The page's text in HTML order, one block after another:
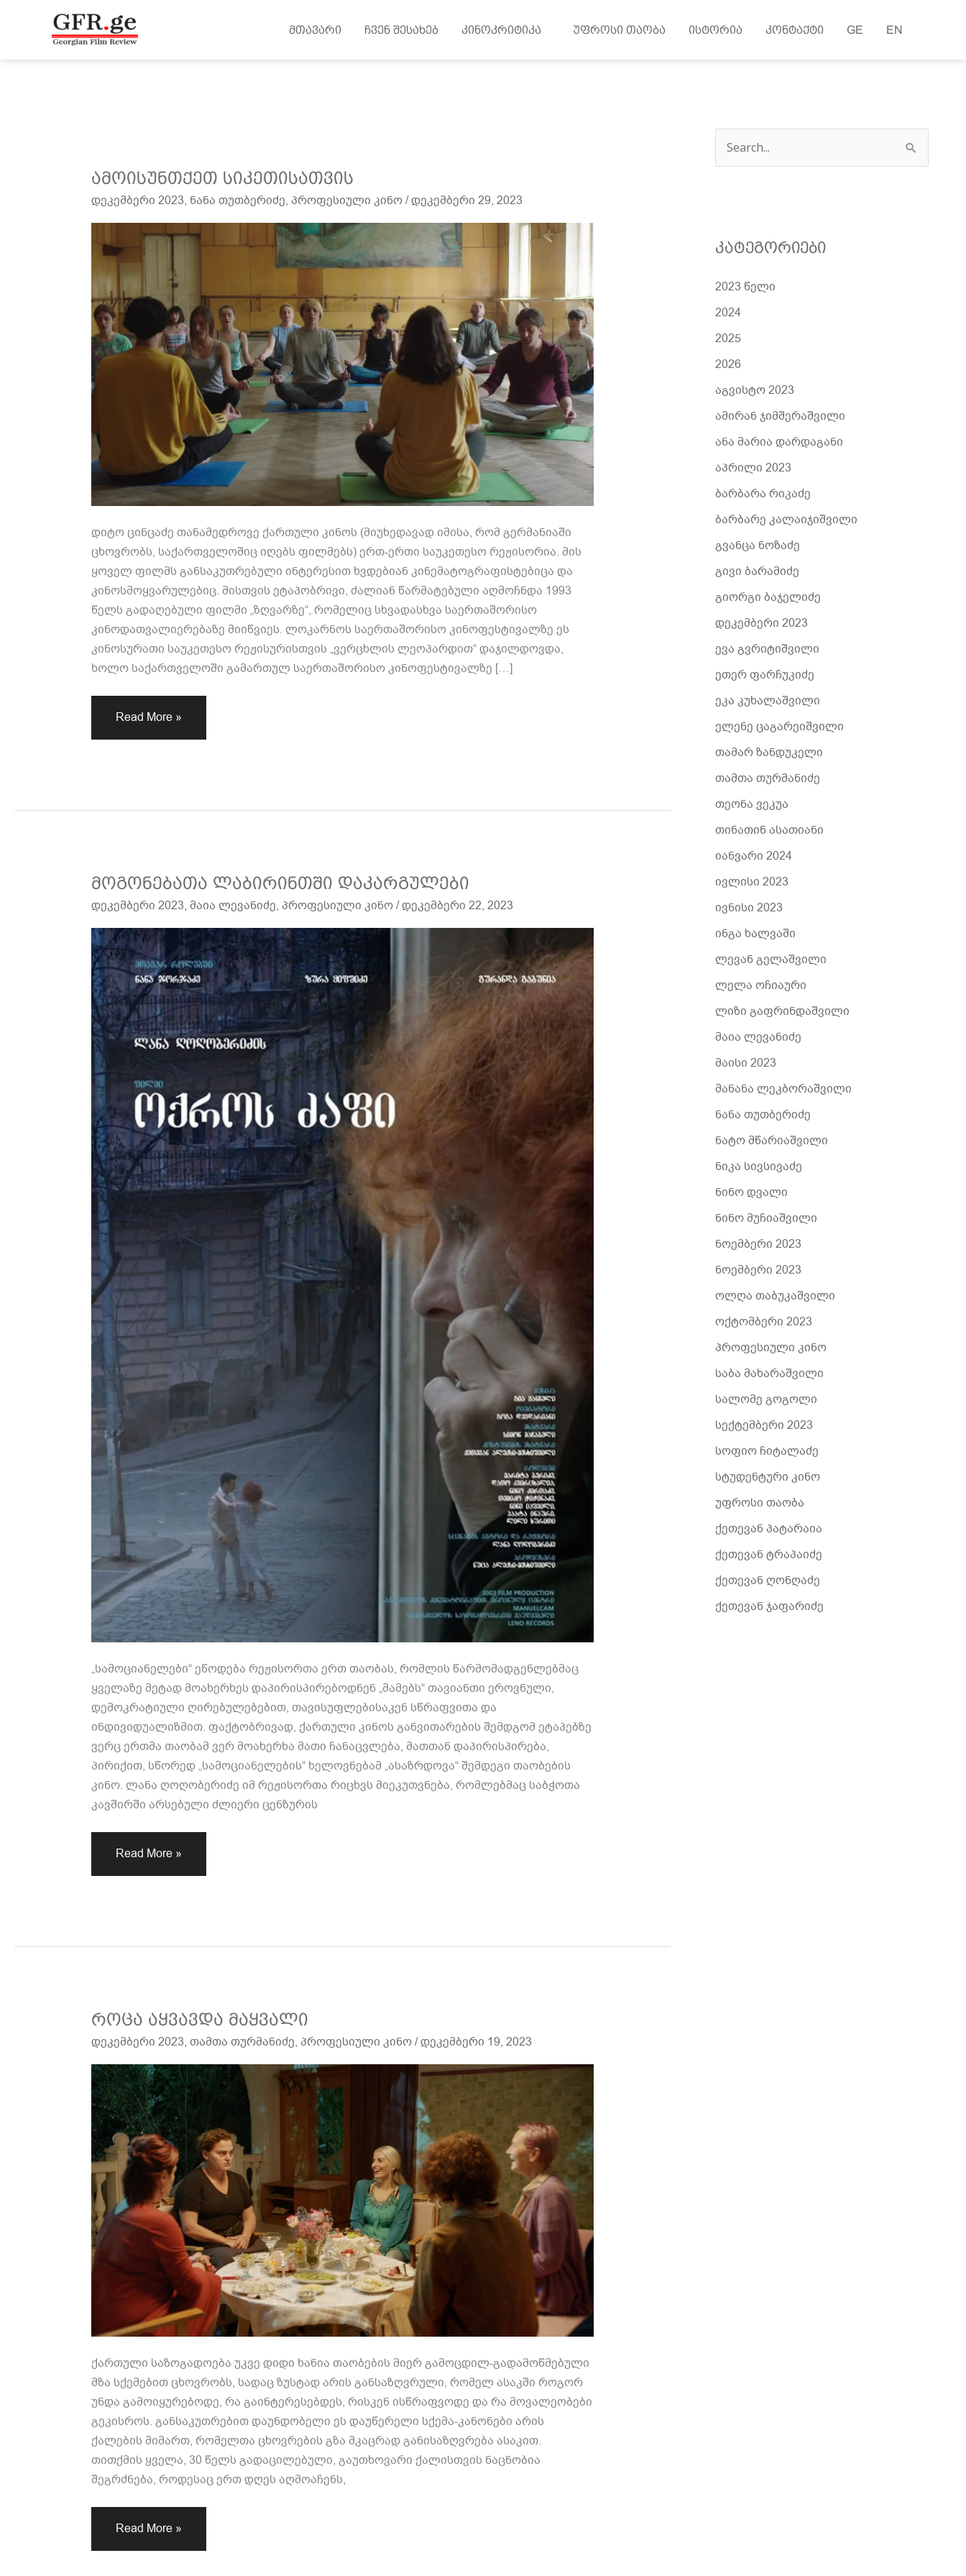
გადასვლა
მთავარი ჩვენ შესახებ კინოკრიტიკა უფროსი თაობა ისტორია კონტაქტი GE EN
ამოისუნთქეთ სიკეთისათვის
დეკემბერი 2023, ნანა თუთბერიძე, პროფესიული კინო/დეკემბერი 29, 2023
დიტო ცინცაძე თანამედროვე ქართული კინოს (მიუხედავად იმისა, რომ გერმანიაში
ცხოვრობს, საქართველოშიც იღებს ფილმებს) ერთ-ერთი საუკეთესო რეჟისორია. მის
ყოველ ფილმს განსაკუთრებული ინტერესით ხვდებიან კინემატოგრაფისტებიცა და
კინოსმოყვარულებიც. მისთვის ეტაპობრივი, ძალიან წარმატებული აღმოჩნდა 1993
წელს გადაღებული ფილმი „ზღვარზე“, რომელიც სხვადასხვა საერთაშორისო
კინოდათვალიერებაზე მიიწვიეს. ლოკარნოს საერთაშორისო კინოფესტივალზე ეს
კინოსურათი საუკეთესო რეჟისურისთვის „ვერცხლის ლეოპარდით“ დაჯილდოვდა,
ხოლო საქართველოში გამართულ საერთაშორისო კინოფესტივალზე […]
ამოისუნთქეთ
სიკეთისათვის
Read More »
მოგონებათა ლაბირინთში დაკარგულები
დეკემბერი 2023, მაია ლევანიძე, პროფესიული კინო/დეკემბერი 22, 2023
„სამოციანელები“ ეწოდება რეჟისორთა ერთ თაობას, რომლის წარმომადგენლებმაც
ყველაზე მეტად მოახერხეს დაპირისპირებოდნენ „მამებს“ თავიანთი ეროვნული,
დემოკრატიული ღირებულებებით, თავისუფლებისაკენ სწრაფვითა და
ინდივიდუალიზმით. ფაქტობრივად, ქართული კინოს განვითარების შემდგომ ეტაპებზე
ვერც ერთმა თაობამ ვერ მოახერხა მათი ჩანაცვლება, მათთან დაპირისპირება,
პირიქით, სწორედ „სამოციანელების“ ხელოვნებამ „ასაზრდოვა“ შემდეგი თაობების
კინო. ლანა ღოღობერიძე იმ რეჟისორთა რიცხვს მიეკუთვნება, რომლებმაც საბჭოთა
კავშირში არსებული ძლიერი ცენზურის
მოგონებათა
ლაბირინთში
Read More »
როცა აყვავდა მაყვალი
დეკემბერი 2023, თამთა თურმანიძე, პროფესიული კინო/დეკემბერი 19, 2023
ქართული საზოგადოება უკვე დიდი ხანია თაობების მიერ გამოცდილ-გადამოწმებული
მზა სქემებით ცხოვრობს, სადაც ზუსტად არის განსაზღვრული, რომელ ასაკში როგორ
უნდა გამოიყურებოდე, რა გაინტერესებდეს, რისკენ ისწრაფვოდე და რა მოვალეობები
გეკისროს. განსაკუთრებით დაუნდობელი ეს დაუწერელი სქემა-კანონები არის
ქალების მიმართ, რომელთა ცხოვრების გზა მკაცრად განისაზღვრება ასაკით.
თითქმის ყველა, 30 წელს გადაცილებული, გაუთხოვარი ქალისთვის ნაცნობია
შეგრძნება, როდესაც ერთ დღეს აღმოაჩენს,
როცა
აყვავდა
Read More »
ა
კატეგორიები
2023 წელი
2024
2025
2026
აგვისტო 2023
ამირან ჯიმშერაშვილი
ანა მარია დარდაგანი
აპრილი 2023
ბარბარა რიკაძე
ბარბარე კალაიჯიშვილი
გვანცა ნოზაძე
გივი ბარამიძე
გიორგი ბაჯელიძე
დეკემბერი 2023
ევა გვრიტიშვილი
ეთერ ფარჩუკიძე
ეკა კუხალაშვილი
ელენე ცაგარეიშვილი
თამარ ზანდუკელი
თამთა თურმანიძე
თეონა ვეკუა
თინათინ ასათიანი
იანვარი 2024
ივლისი 2023
ივნისი 2023
ინგა ხალვაში
ლევან გელაშვილი
ლელა ოჩიაური
ლიზი გაფრინდაშვილი
მაია ლევანიძე
მაისი 2023
მანანა ლეკბორაშვილი
ნანა თუთბერიძე
ნატო მწარიაშვილი
ნიკა სივსივაძე
ნინო დვალი
ნინო მუჩიაშვილი
ნოემბერი 2023
ნოემბერი 2023
ოლღა თაბუკაშვილი
ოქტომბერი 2023
პროფესიული კინო
საბა მახარაშვილი
სალომე გოგოლი
სექტემბერი 2023
სოფიო ჩიტალაძე
სტუდენტური კინო
უფროსი თაობა
ქეთევან პატარაია
ქეთევან ტრაპაიძე
ქეთევან ღონღაძე
ქეთევან ჯაფარიძე